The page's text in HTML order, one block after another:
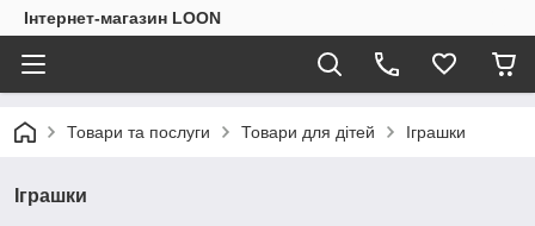
Інтернет-магазин LOON
Товари та послуги Товари для дітей Іграшки
Іграшки